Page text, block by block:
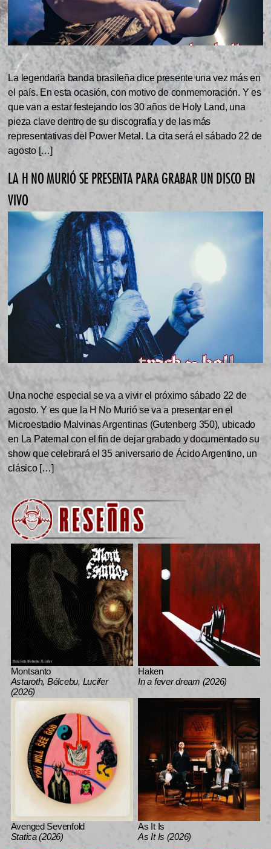
La legendaria banda brasileña dice presente una vez más en
el país. En esta ocasión, con motivo de conmemoración. Y es
que van a estar festejando los 30 años de Holy Land, una
pieza clave dentro de su discografía y de las más
representativas del Power Metal. La cita será el sábado 22 de
agosto […]
LA H NO MURIÓ SE PRESENTA PARA GRABAR UN DISCO EN
VIVO
Una noche especial se va a vivir el próximo sábado 22 de
agosto. Y es que la H No Murió se va a presentar en el
Microestadio Malvinas Argentinas (Gutenberg 350), ubicado
en La Paternal con el fin de dejar grabado y documentado su
show que celebrará el 35 aniversario de Ácido Argentino, un
clásico […]
Montsanto
Astaroth, Bélcebu, Lucifer
(2026)
Haken
In a fever dream (2026)
Avenged Sevenfold
Statica (2026)
As It Is
As It Is (2026)